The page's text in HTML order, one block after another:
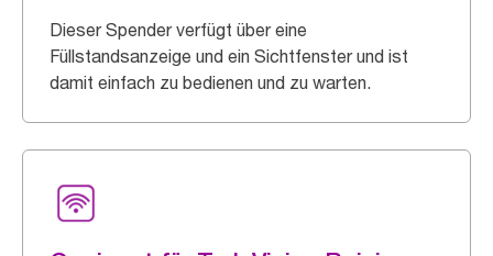
Dieser Spender verfügt über eine
Füllstandsanzeige und ein Sichtfenster und ist
damit einfach zu bedienen und zu warten.